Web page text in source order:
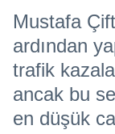
Mustafa
ardından
trafik
ancak bu
en düşük